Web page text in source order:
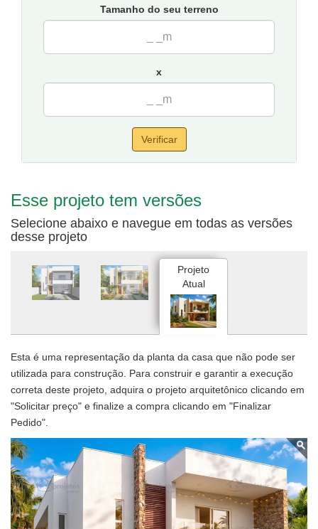
com vista para sala de estar.
Planta de casa
9,12 metros de frente e 14,05 de fundos.
Sugestão de terreno para implantação:10 metros de frente
Tamanho do seu terreno
x
Verificar
Esse projeto tem versões
Selecione abaixo e navegue em todas as versões
desse projeto
Projeto
Atual
Esta é uma representação da planta da casa que não pode ser
utilizada para construção. Para construir e garantir a execução
correta deste projeto, adquira o projeto arquitetônico clicando em
"Solicitar preço" e finalize a compra clicando em "Finalizar
Pedido".